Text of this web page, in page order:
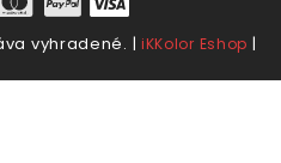
vyhradené. | iKKolor Eshop |